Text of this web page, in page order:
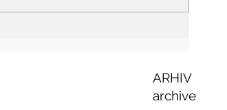
ARHIV
archive